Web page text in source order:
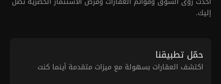
إليك.
حمّل تطبيقنا
اكتشف العقارات بسهولة مع ميزات متقدمة أينما كنت